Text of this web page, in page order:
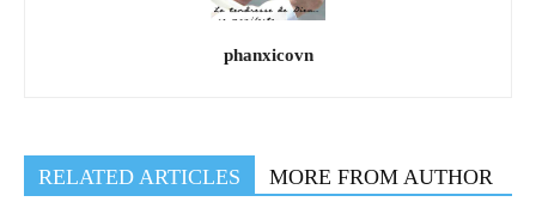
phanxicovn
RELATED ARTICLES MORE FROM AUTHOR